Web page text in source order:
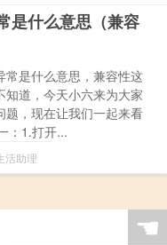
是什么意思（兼容
常是什么意思，兼容性这
知道，今天小六来为大家
题，现在让我们一起来看
：1.打开...
活助理
☚